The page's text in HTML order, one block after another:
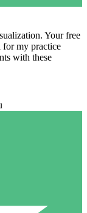
Your free
for my practice
with these